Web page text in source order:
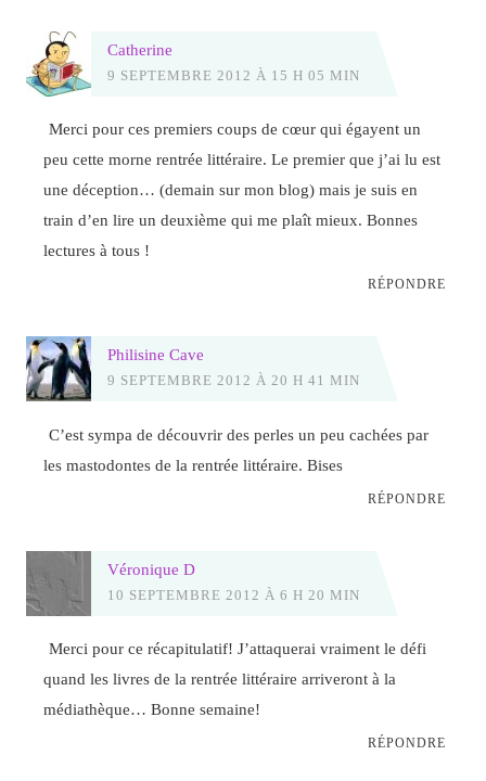
Catherine
9 SEPTEMBRE 2012 À 15 H 05 MIN
Merci pour ces premiers coups de cœur qui égayent un
peu cette morne rentrée littéraire. Le premier que j’ai lu est
une déception… (demain sur mon blog) mais je suis en
train d’en lire un deuxième qui me plaît mieux. Bonnes
lectures à tous !
RÉPONDRE
Philisine Cave
9 SEPTEMBRE 2012 À 20 H 41 MIN
C’est sympa de découvrir des perles un peu cachées par
les mastodontes de la rentrée littéraire. Bises
RÉPONDRE
Véronique D
10 SEPTEMBRE 2012 À 6 H 20 MIN
Merci pour ce récapitulatif! J’attaquerai vraiment le défi
quand les livres de la rentrée littéraire arriveront à la
médiathèque… Bonne semaine!
RÉPONDRE